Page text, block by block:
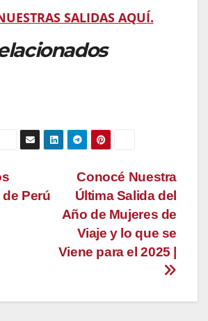
SALIDAS AQUÍ.
Conocé Nuestra
Última Salida del
Año de Mujeres de
Viaje y lo que se
Viene para el 2025 |
Perú